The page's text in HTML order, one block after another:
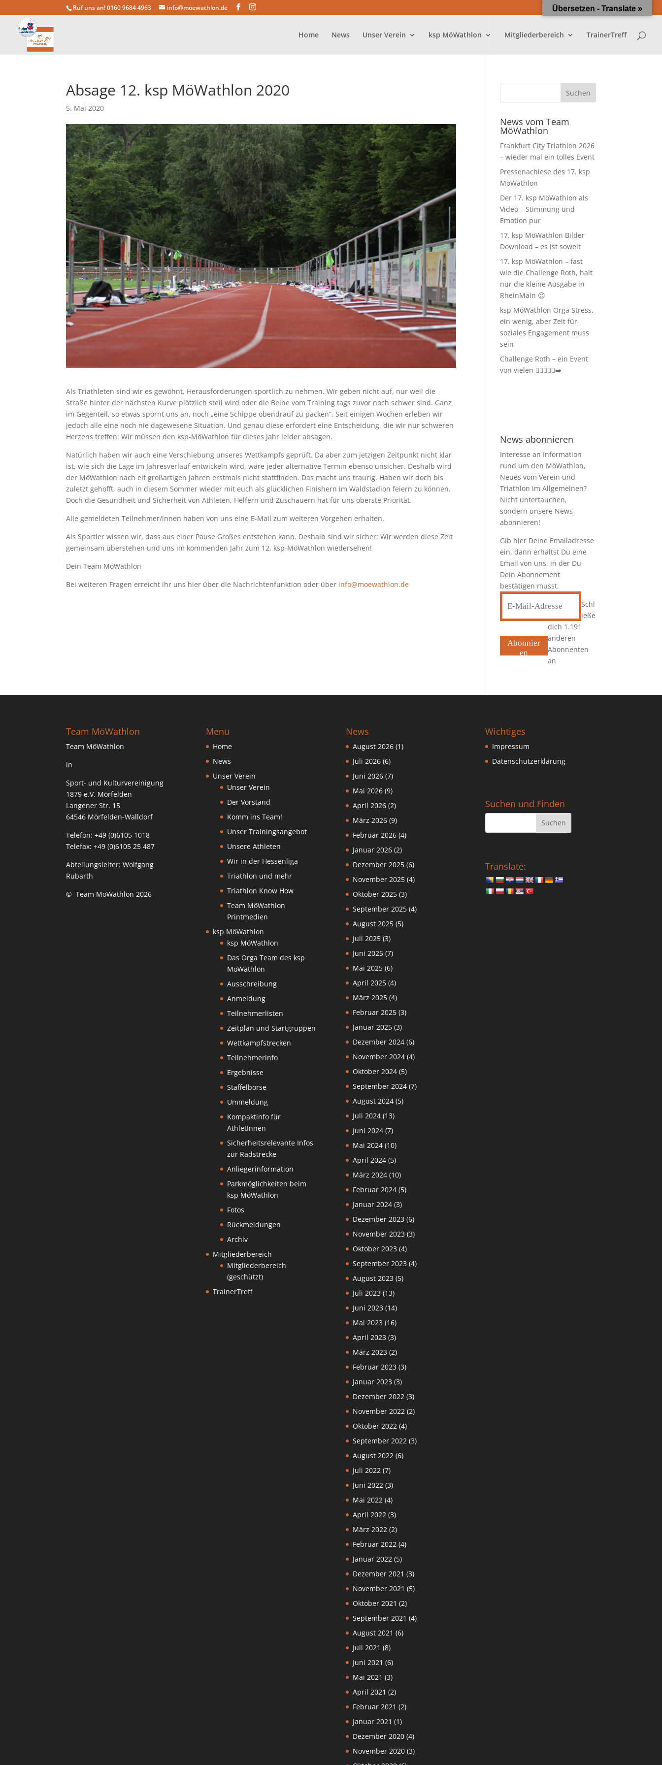
Ruf uns an! 0160 9684 4963 info@moewathlon.de
Home News Unser Verein ksp MöWathlon Mitgliederbereich TrainerTreff
Absage 12. ksp MöWathlon 2020
5. Mai 2020
Als Triathleten sind wir es gewöhnt, Herausforderungen sportlich zu nehmen. Wir geben nicht auf, nur weil die
Straße hinter der nächsten Kurve plötzlich steil wird oder die Beine vom Training tags zuvor noch schwer sind. Ganz
im Gegenteil, so etwas spornt uns an, noch „eine Schippe obendrauf zu packen“. Seit einigen Wochen erleben wir
jedoch alle eine noch nie dagewesene Situation. Und genau diese erfordert eine Entscheidung, die wir nur schweren
Herzens treffen: Wir müssen den ksp-MöWathlon für dieses Jahr leider absagen.
Natürlich haben wir auch eine Verschiebung unseres Wettkampfs geprüft. Da aber zum jetzigen Zeitpunkt nicht klar
ist, wie sich die Lage im Jahresverlauf entwickeln wird, wäre jeder alternative Termin ebenso unsicher. Deshalb wird
der MöWathlon nach elf großartigen Jahren erstmals nicht stattfinden. Das macht uns traurig. Haben wir doch bis
zuletzt gehofft, auch in diesem Sommer wieder mit euch als glücklichen Finishern im Waldstadion feiern zu können.
Doch die Gesundheit und Sicherheit von Athleten, Helfern und Zuschauern hat für uns oberste Priorität.
Alle gemeldeten Teilnehmer/innen haben von uns eine E-Mail zum weiteren Vorgehen erhalten.
Als Sportler wissen wir, dass aus einer Pause Großes entstehen kann. Deshalb sind wir sicher: Wir werden diese Zeit
gemeinsam überstehen und uns im kommenden Jahr zum 12. ksp-MöWathlon wiedersehen!
Dein Team MöWathlon
Bei weiteren Fragen erreicht ihr uns hier über die Nachrichtenfunktion oder über info@moewathlon.de
News vom Team
MöWathlon
Frankfurt City Triathlon 2026
– wieder mal ein tolles Event
Pressenachlese des 17. ksp
MöWathlon
Der 17. ksp MöWathlon als
Video – Stimmung und
Emotion pur
17. ksp MöWathlon Bilder
Download – es ist soweit
17. ksp MöWathlon – fast
wie die Challenge Roth, halt
nur die kleine Ausgabe in
RheinMain 😉
ksp MöWathlon Orga Stress,
ein wenig, aber Zeit für
soziales Engagement muss
sein
Challenge Roth – ein Event
von vielen 🏊‍♀️🚴‍♂️🏃‍➡️
News abonnieren
Interesse an Information
rund um den MöWathlon,
Neues vom Verein und
Triathlon im Allgemeinen?
Nicht untertauchen,
sondern unsere News
abonnieren!
Gib hier Deine Emailadresse
ein, dann erhältst Du eine
Email von uns, in der Du
Dein Abonnement
bestätigen musst.
E-
Mail-
Adresse
Abonnier
en
Schl
ieße
dich 1.191
anderen
Abonnenten
an
Team MöWathlon
Team MöWathlon
in
Sport- und Kulturvereinigung
1879 e.V. Mörfelden
Langener Str. 15
64546 Mörfelden-Walldorf
Telefon: +49 (0)6105 1018
Telefax: +49 (0)6105 25 487
Abteilungsleiter: Wolfgang
Rubarth
© Team MöWathlon 2026
Menu
Home
News
Unser Verein
Unser Verein
Der Vorstand
Komm ins Team!
Unser Trainingsangebot
Unsere Athleten
Wir in der Hessenliga
Triathlon und mehr
Triathlon Know How
Team MöWathlon
Printmedien
ksp MöWathlon
ksp MöWathlon
Das Orga Team des ksp
MöWathlon
Ausschreibung
Anmeldung
Teilnehmerlisten
Zeitplan und Startgruppen
Wettkampfstrecken
Teilnehmerinfo
Ergebnisse
Staffelbörse
Ummeldung
Kompaktinfo für
AthletInnen
Sicherheitsrelevante Infos
zur Radstrecke
Anliegerinformation
Parkmöglichkeiten beim
ksp MöWathlon
Fotos
Rückmeldungen
Archiv
Mitgliederbereich
Mitgliederbereich
(geschützt)
TrainerTreff
News
August 2026(1)
Juli 2026(6)
Juni 2026(7)
Mai 2026(9)
April 2026(2)
März 2026(9)
Februar 2026(4)
Januar 2026(2)
Dezember 2025(6)
November 2025(4)
Oktober 2025(3)
September 2025(4)
August 2025(5)
Juli 2025(3)
Juni 2025(7)
Mai 2025(6)
April 2025(4)
März 2025(4)
Februar 2025(3)
Januar 2025(3)
Dezember 2024(6)
November 2024(4)
Oktober 2024(5)
September 2024(7)
August 2024(5)
Juli 2024(13)
Juni 2024(7)
Mai 2024(10)
April 2024(5)
März 2024(10)
Februar 2024(5)
Januar 2024(3)
Dezember 2023 (6)
November 2023 (3)
Oktober 2023 (4)
September 2023 (4)
August 2023 (5)
Juli 2023 (13)
Juni 2023 (14)
Mai 2023 (16)
April 2023 (3)
März 2023 (2)
Februar 2023 (3)
Januar 2023 (3)
Dezember 2022 (3)
November 2022 (2)
Oktober 2022 (4)
September 2022 (3)
August 2022 (6)
Juli 2022 (7)
Juni 2022 (3)
Mai 2022 (4)
April 2022 (3)
März 2022 (2)
Februar 2022 (4)
Januar 2022 (5)
Dezember 2021 (3)
November 2021 (5)
Oktober 2021 (2)
September 2021 (4)
August 2021 (6)
Juli 2021 (8)
Juni 2021 (6)
Mai 2021 (3)
April 2021 (2)
Februar 2021 (2)
Januar 2021 (1)
Dezember 2020(4)
November 2020(3)
Wichtiges
Impressum
Datenschutzerklärung
Suchen und Finden
Translate:
Übersetzen - Translate »